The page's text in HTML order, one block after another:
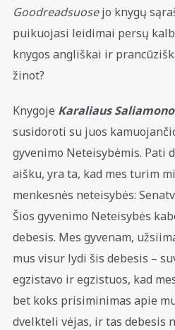
Goodreadsuosejo knygų
puikuojasi leidimai persų
knygos angliškai ir
žinot?
Knygoje Karaliaus
susidoroti su juos
gyvenimo Neteisybėmis. Pati
aišku, yra ta, kad mes turim
menkesnės neteisybės:
Šios gyvenimo Neteisybės
debesis. Mes gyvenam,
mus visur lydi šis debesis –
egzistavo ir egzistuos, kad
bet koks prisiminimas apie
dvelkteli vėjas, ir tas debesis